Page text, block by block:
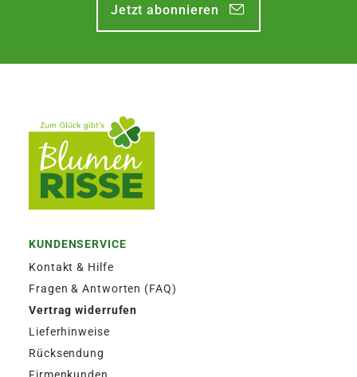
Jetzt abonnieren
KUNDENSERVICE
Kontakt & Hilfe
Fragen & Antworten (FAQ)
Vertrag widerrufen
Lieferhinweise
Rücksendung